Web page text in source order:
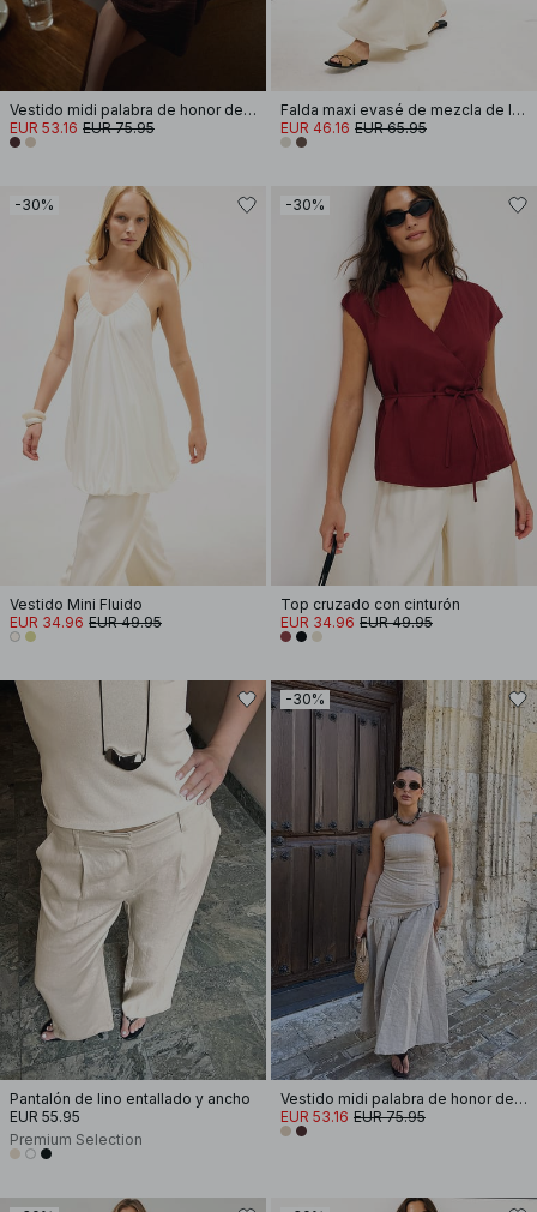
Vestido midi palabra de honor de mezcla de lino
EUR 53.16 EUR 75.95
Falda maxi evasé de mezcla de lino y lyocell
EUR 46.16 EUR 65.95
-30%
Vestido Mini Fluido
EUR 34.96 EUR 49.95
-30%
Top cruzado con cinturón
EUR 34.96 EUR 49.95
Pantalón de lino entallado y ancho
EUR 55.95
Premium Selection
-30%
Vestido midi palabra de honor de mezcla de lino
EUR 53.16 EUR 75.95